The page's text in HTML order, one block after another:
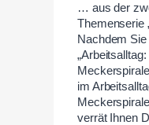
… aus der
Themenserie
Nachdem
im
verrät Ihnen